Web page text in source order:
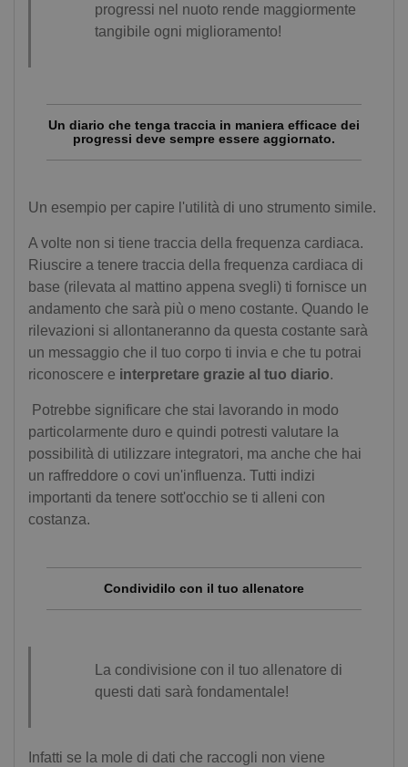
progressi nel nuoto rende maggiormente
tangibile ogni miglioramento!
Un diario che tenga traccia in maniera efficace dei
progressi deve sempre essere aggiornato.
Un esempio per capire l'utilità di uno strumento simile.
A volte non si tiene traccia della frequenza cardiaca.
Riuscire a tenere traccia della frequenza cardiaca di
base (rilevata al mattino appena svegli) ti fornisce un
andamento che sarà più o meno costante. Quando le
rilevazioni si allontaneranno da questa costante sarà
un messaggio che il tuo corpo ti invia e che tu potrai
riconoscere e interpretare grazie al tuo diario.
Potrebbe significare che stai lavorando in modo
particolarmente duro e quindi potresti valutare la
possibilità di utilizzare integratori, ma anche che hai
un raffreddore o covi un'influenza. Tutti indizi
importanti da tenere sott'occhio se ti alleni con
costanza.
Condividilo con il tuo allenatore
La condivisione con il tuo allenatore di
questi dati sarà fondamentale!
Infatti se la mole di dati che raccogli non viene